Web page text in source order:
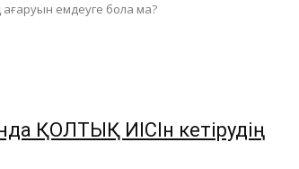
емдеуге бола ма?
ҚОЛТЫҚ ИІСІн кетірудің